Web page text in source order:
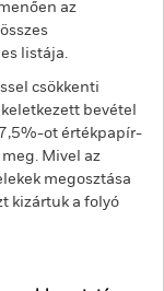
az
listája.
csökkenti
bevétel
ot értékpapír-
Mivel az
megosztása
kizártuk a folyó